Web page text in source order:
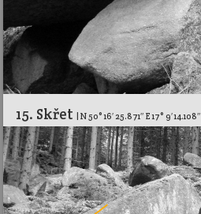
15. Skřet | N 50° 16′ 25.871″ E 17° 9′ 14.108″